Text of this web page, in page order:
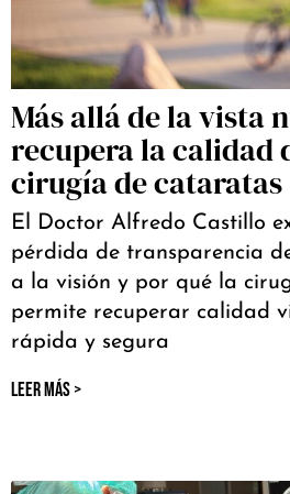
Más allá de la vista
recupera la calidad
cirugía de cataratas
El Doctor Alfredo Castillo
pérdida de transparencia
a la visión y por qué la
permite recuperar calidad
rápida y segura
LEER MÁS >